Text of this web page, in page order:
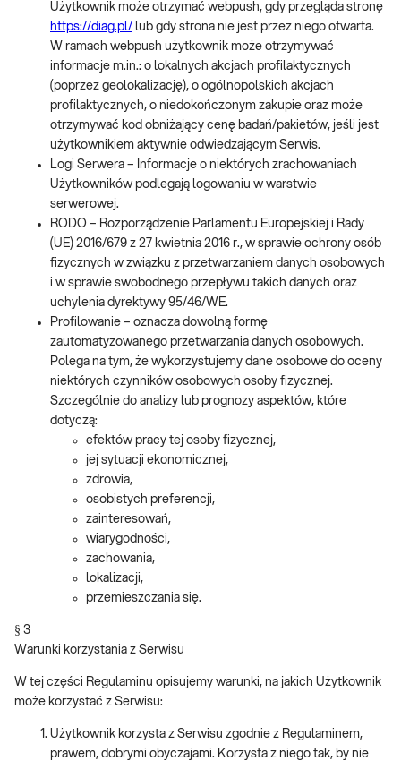
Użytkownik może otrzymać webpush, gdy przegląda stronę
https://diag.pl/ lub gdy strona nie jest przez niego otwarta.
W ramach webpush użytkownik może otrzymywać
informacje m.in.: o lokalnych akcjach profilaktycznych
(poprzez geolokalizację), o ogólnopolskich akcjach
profilaktycznych, o niedokończonym zakupie oraz może
otrzymywać kod obniżający cenę badań/pakietów, jeśli jest
użytkownikiem aktywnie odwiedzającym Serwis.
Logi Serwera – Informacje o niektórych zrachowaniach
Użytkowników podlegają logowaniu w warstwie
serwerowej.
RODO – Rozporządzenie Parlamentu Europejskiej i Rady
(UE) 2016/679 z 27 kwietnia 2016 r., w sprawie ochrony osób
fizycznych w związku z przetwarzaniem danych osobowych
i w sprawie swobodnego przepływu takich danych oraz
uchylenia dyrektywy 95/46/WE.
Profilowanie – oznacza dowolną formę
zautomatyzowanego przetwarzania danych osobowych.
Polega na tym, że wykorzystujemy dane osobowe do oceny
niektórych czynników osobowych osoby fizycznej.
Szczególnie do analizy lub prognozy aspektów, które
dotyczą:
efektów pracy tej osoby fizycznej,
jej sytuacji ekonomicznej,
zdrowia,
osobistych preferencji,
zainteresowań,
wiarygodności,
zachowania,
lokalizacji,
przemieszczania się.
§ 3
Warunki korzystania z Serwisu
W tej części Regulaminu opisujemy warunki, na jakich Użytkownik
może korzystać z Serwisu:
Użytkownik korzysta z Serwisu zgodnie z Regulaminem,
prawem, dobrymi obyczajami. Korzysta z niego tak, by nie